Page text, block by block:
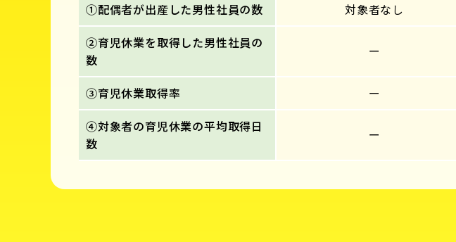
①配偶者が出産した男性社員の数
対象者なし
②育児休業を取得した男性社員の
数
ー
③育児休業取得率 ー
④対象者の育児休業の平均取得日
数
ー